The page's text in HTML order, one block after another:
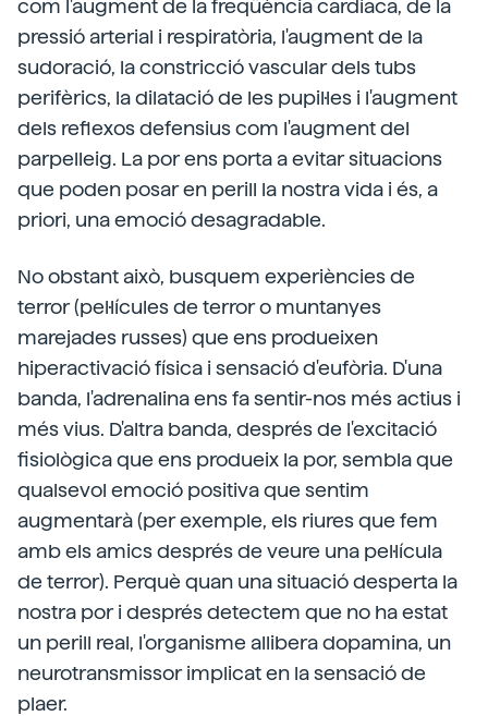
com l'augment de la freqüència cardíaca, de la
pressió arterial i respiratòria, l'augment de la
sudoració, la constricció vascular dels tubs
perifèrics, la dilatació de les pupil·les i l'augment
dels reflexos defensius com l'augment del
parpelleig. La por ens porta a evitar situacions
que poden posar en perill la nostra vida i és, a
priori, una emoció desagradable.
No obstant això, busquem experiències de
terror (pel·lícules de terror o muntanyes
marejades russes) que ens produeixen
hiperactivació física i sensació d'eufòria. D'una
banda, l'adrenalina ens fa sentir-nos més actius i
més vius. D'altra banda, després de l'excitació
fisiològica que ens produeix la por, sembla que
qualsevol emoció positiva que sentim
augmentarà (per exemple, els riures que fem
amb els amics després de veure una pel·lícula
de terror). Perquè quan una situació desperta la
nostra por i després detectem que no ha estat
un perill real, l'organisme allibera dopamina, un
neurotransmissor implicat en la sensació de
plaer.